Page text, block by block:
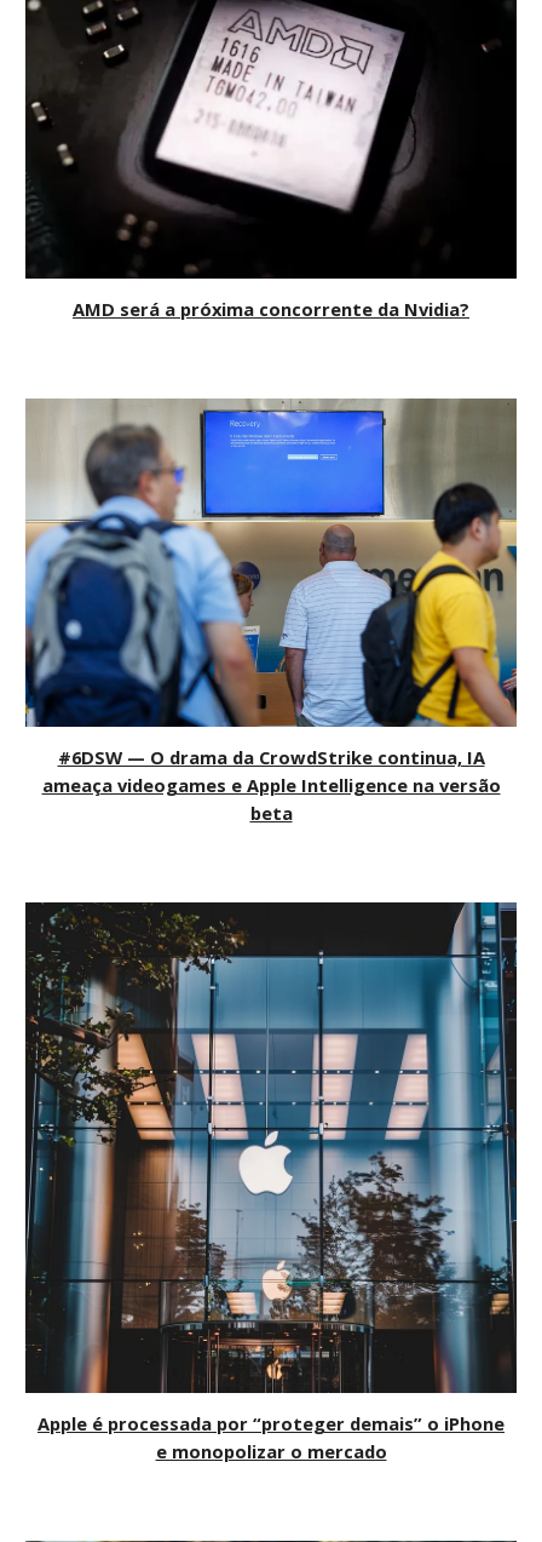
AMD será a próxima concorrente da Nvidia?
#6DSW — O drama da CrowdStrike continua, IA
ameaça videogames e Apple Intelligence na versão
beta
Apple é processada por “proteger demais” o iPhone
e monopolizar o mercado